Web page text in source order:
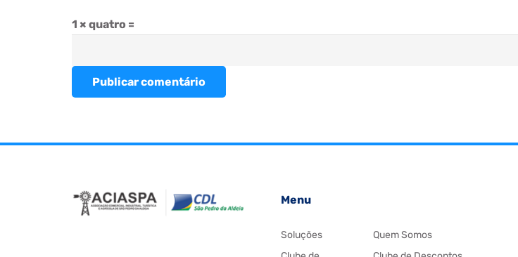
1 × quatro =
Publicar comentário
Menu
Soluções
Quem Somos